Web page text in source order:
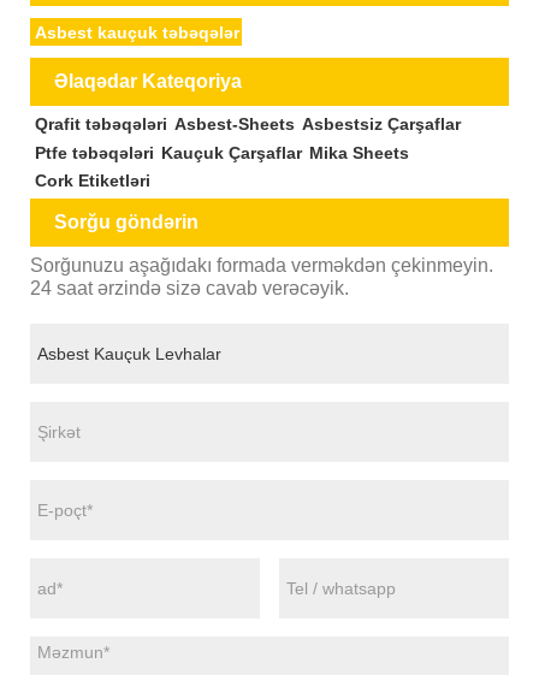
Asbest kauçuk təbəqələr
Əlaqədar Kateqoriya
Qrafit təbəqələri Asbest-Sheets Asbestsiz Çarşaflar
Ptfe təbəqələri Kauçuk Çarşaflar Mika Sheets
Cork Etiketləri
Sorğu göndərin
Sorğunuzu aşağıdakı formada verməkdən çekinmeyin.
24 saat ərzində sizə cavab verəcəyik.